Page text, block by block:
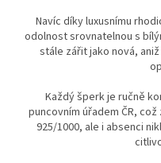
Navíc díky luxusnímu
odolnost srovnatelnou s
stále zářit jako nová,
Každý šperk je ručně
puncovním úřadem ČR,
925/1000, ale i absenci